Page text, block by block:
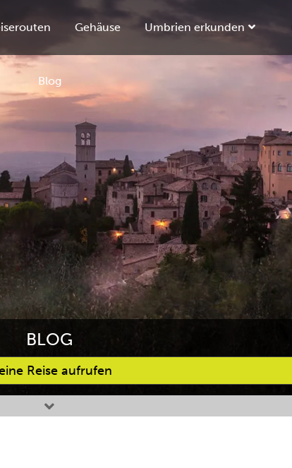
Gehäuse Umbrien erkunden
Blog
BLOG
Reise aufrufen